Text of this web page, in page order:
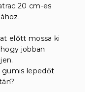
20 cm-es
előtt mossa ki
jobban
gumis lepedőt